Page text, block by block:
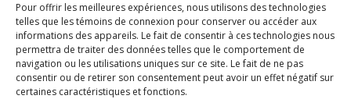
Pour offrir les meilleures expériences, nous utilisons des technologies
telles que les témoins de connexion pour conserver ou accéder aux
informations des appareils. Le fait de consentir à ces technologies nous
permettra de traiter des données telles que le comportement de
navigation ou les utilisations uniques sur ce site. Le fait de ne pas
consentir ou de retirer son consentement peut avoir un effet négatif sur
certaines caractéristiques et fonctions.
facebook